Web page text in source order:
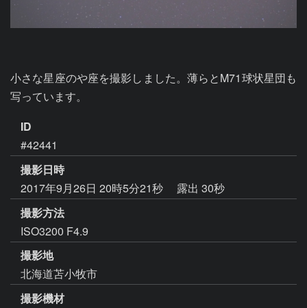
小さな星座のや座を撮影しました。薄らとM71球状星団も
写っています。
ID
#42441
撮影日時
2017年9月26日 20時5分21秒
露出 30秒
撮影方法
ISO3200 F4.9
撮影地
北海道苫小牧市
撮影機材